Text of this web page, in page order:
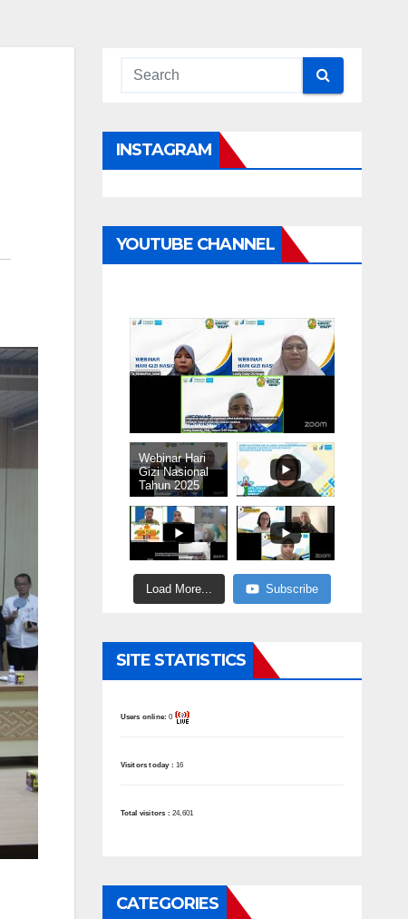
INSTAGRAM
YOUTUBE CHANNEL
Webinar Hari
Gizi Nasional
Tahun 2025
Load More... Subscribe
SITE STATISTICS
Users online:0
Visitors today : 16
Total visitors : 24,601
CATEGORIES